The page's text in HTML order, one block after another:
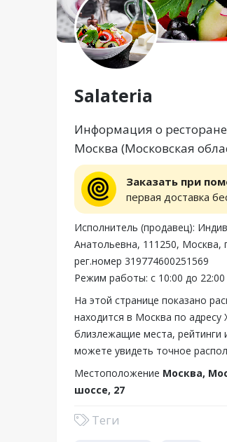
Salateria
Информация о
Москва (Московская
Заказать при
первая доставка
Исполнитель (продавец):
Анатольевна, 111250, Москва,
рег.номер 319774600251569
Режим работы: с 10:00 до 22:00
На этой странице показано
находится в Москва по
близлежащие места, рейтинги
можете увидеть точное
Местоположение Москва,
шоссе, 27
Теги